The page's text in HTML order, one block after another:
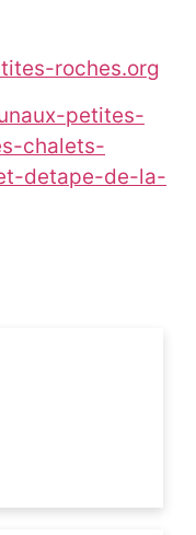
roches.org
petites-
chalets-
detape-de-la-